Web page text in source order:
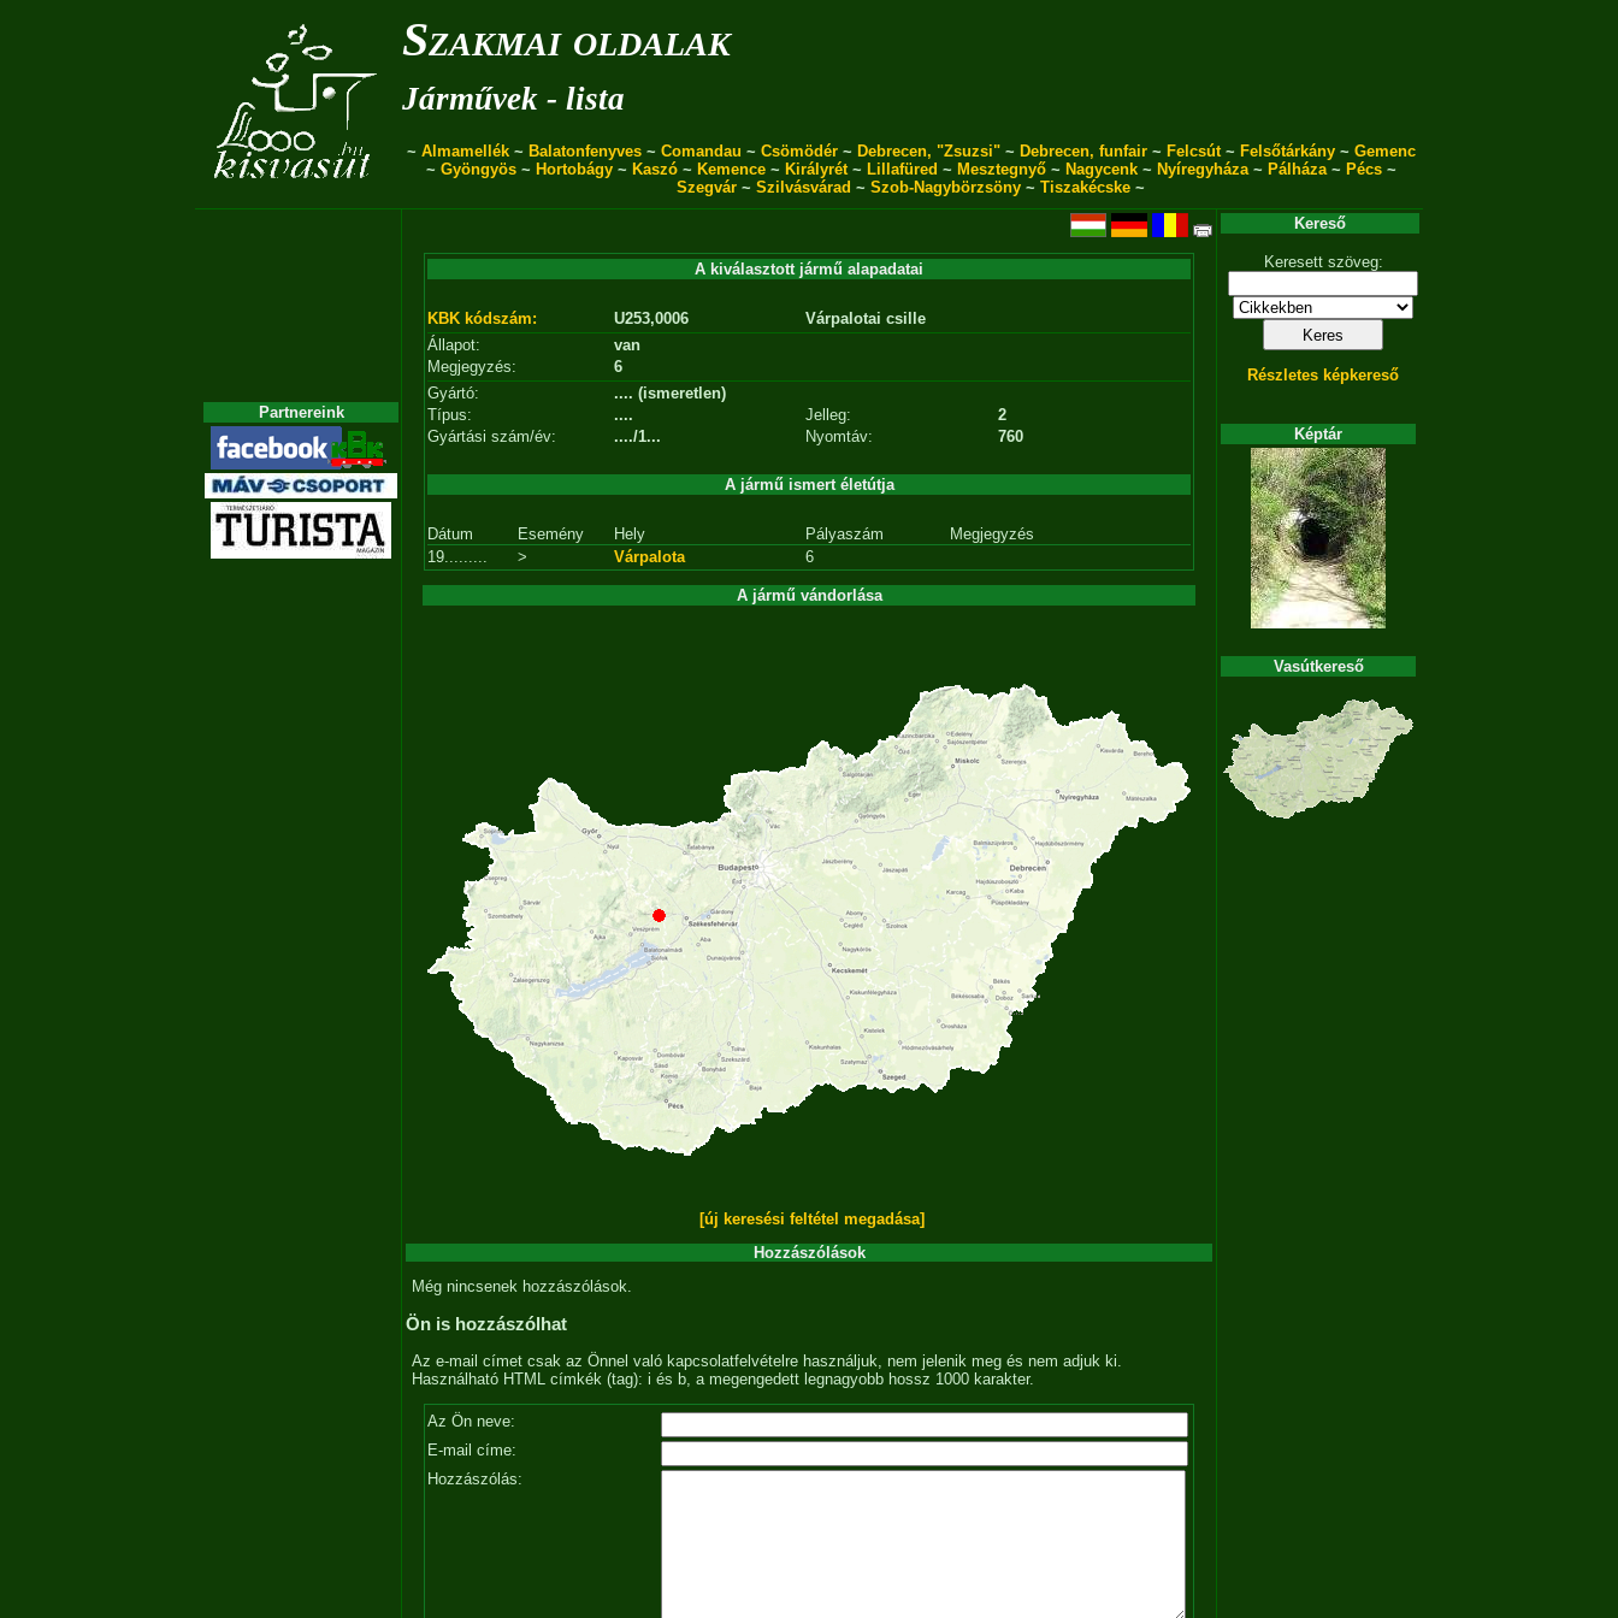
Szakmai oldalak
Járművek - lista
~ Almamellék~ Balatonfenyves~ Comandau ~ Csömödér~ Debrecen, "Zsuzsi"~ Debrecen, funfair~ Felcsút~ Felsőtárkány~ Gemenc
~ Gyöngyös~ Hortobágy~ Kaszó~ Kemence~ Királyrét~ Lillafüred ~ Mesztegnyő~ Nagycenk~ Nyíregyháza~ Pálháza~ Pécs~
Szegvár ~ Szilvásvárad ~ Szob-Nagybörzsöny ~ Tiszakécske ~
Partnereink
A kiválasztott jármű alapadatai
KBK kódszám: U253,0006
Várpalotai csille
Állapot:
van
Megjegyzés:
6
Gyártó:
.... (ismeretlen)
Típus:
.... Jelleg:
2
Gyártási szám/év:
..../1... Nyomtáv: 760
A jármű ismert életútja
Dátum Esemény Hely Pályaszám
Megjegyzés
19.........
> Várpalota 6
A jármű vándorlása
[új keresési feltétel megadása]
Hozzászólások
Még nincsenek hozzászólások.
Ön is hozzászólhat
Az e-mail címet csak az Önnel való kapcsolatfelvételre használjuk, nem jelenik meg és nem adjuk ki.
Használható HTML címkék (tag): i és b, a megengedett legnagyobb hossz 1000 karakter.
Az Ön neve:
E-mail címe:
Hozzászólás:
Kereső
Keresett szöveg:
Részletes képkereső
Képtár
Vasútkereső